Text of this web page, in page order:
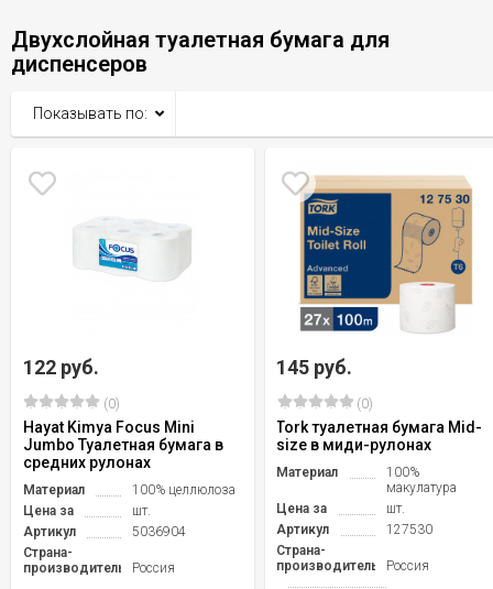
Двухслойная туалетная бумага для
диспенсеров
Показывать по:
122 руб.
(0)
Hayat Kimya Focus Mini
Jumbo Туалетная бумага в
средних рулонах
Материал
100% целлюлоза
Цена за
шт.
Артикул
5036904
Страна-
производитель
Россия
145 руб.
(0)
Tork туалетная бумага Mid-
size в миди-рулонах
Материал
100%
макулатура
Цена за
шт.
Артикул
127530
Страна-
производитель
Россия